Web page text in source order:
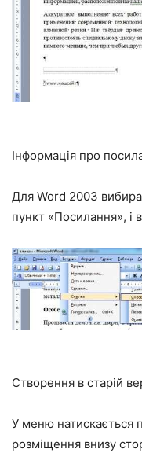
Інформація про
Для Word 2003
пункт «Посилання», і
Створення в старій
У меню натискається
розміщення внизу